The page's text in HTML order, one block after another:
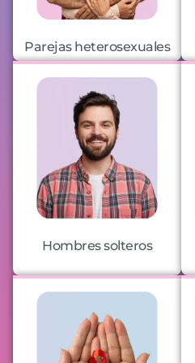
Parejas heterosexuales
Hombres solteros